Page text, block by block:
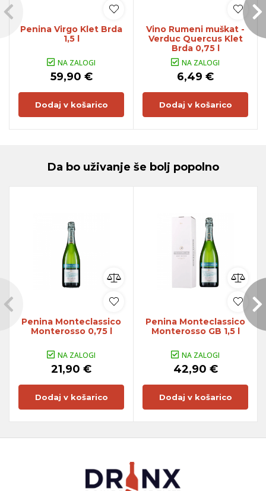
Penina Virgo Klet Brda
1,5 l
NA ZALOGI
59,90 €
Dodaj v košarico
Vino Rumeni muškat -
Verduc Quercus Klet
Brda 0,75 l
NA ZALOGI
6,49 €
Dodaj v košarico
Da bo uživanje še bolj popolno
Penina Monteclassico
Monterosso 0,75 l
NA ZALOGI
21,90 €
Dodaj v košarico
Penina Monteclassico
Monterosso GB 1,5 l
NA ZALOGI
42,90 €
Dodaj v košarico